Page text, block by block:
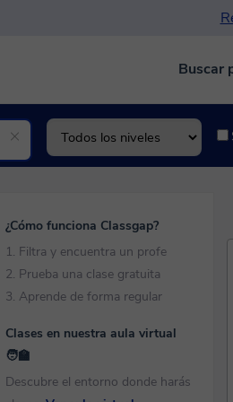
Buscar
¿Cómo funciona Classgap?
1. Filtra y encuentra un profe
2. Prueba una clase gratuita
3. Aprende de forma regular
Clases en nuestra aula virtual
🧑‍🏫
Descubre el entorno donde harás